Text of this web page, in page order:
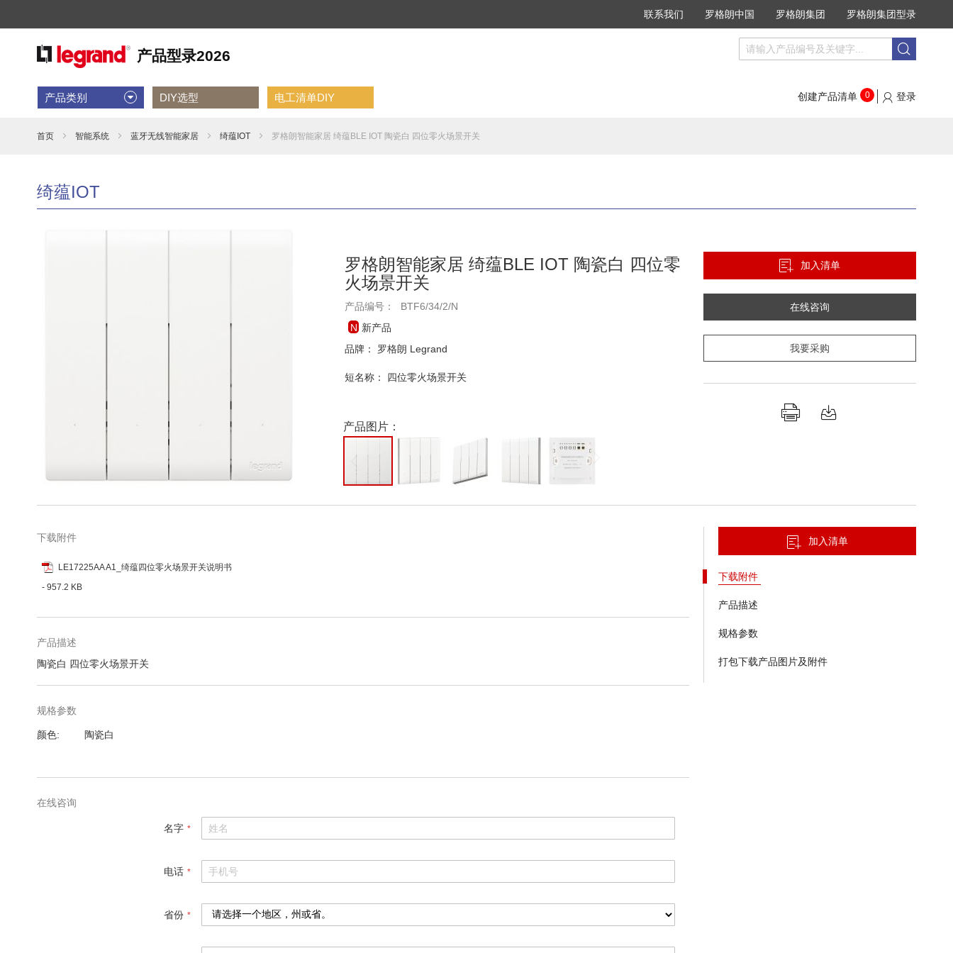
联系我们 罗格朗中国 罗格朗集团 罗格朗集团型录
搜
创建产品清单
0 登录
产品类别 DIY选型 电工清单DIY
首页 智能系统 蓝牙无线智能家居 绮蕴IOT 罗格朗智能家居 绮蕴BLE IOT 陶瓷白 四位零火场景开关
绮蕴IOT
罗格朗智能家居 绮蕴BLE IOT 陶瓷白 四位零
火场景开关
产品编号：
BTF6/34/2/N
新产品
品牌： 罗格朗 Legrand
短名称： 四位零火场景开关
加入清单
在线咨询
我要采购
转
图
库
加入清单
下载附件
产品描述
规格参数
打包下载产品图片及附件
下载附件
LE17225AA A1_绮蕴四位零火场景开关说明书
- 957.2 KB
产品描述
陶瓷白 四位零火场景开关
规格参数
规
颜色 陶瓷白
在线咨询
名字
电话
省份